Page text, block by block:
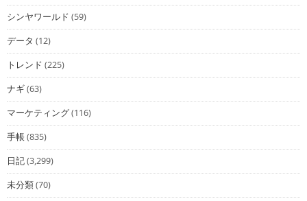
シンヤワールド (59)
データ (12)
トレンド (225)
ナギ(63)
マーケティング(116)
手帳(835)
日記(3,299)
未分類(70)